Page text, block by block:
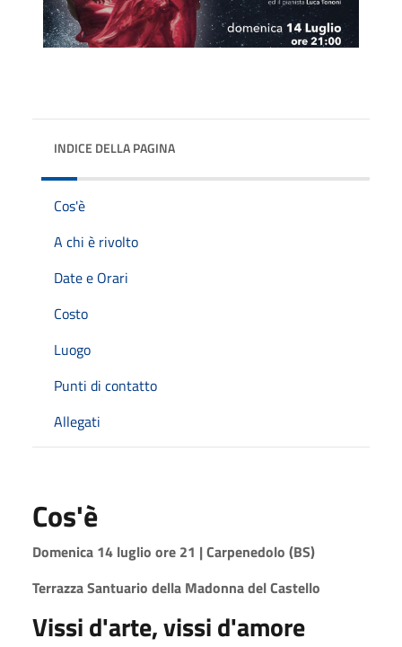
INDICE DELLA PAGINA
Cos'è
A chi è rivolto
Date e Orari
Costo
Luogo
Punti di contatto
Allegati
Cos'è
Domenica 14 luglio ore 21 |Carpenedolo (BS)
Terrazza Santuario della Madonna del Castello
Vissi d'arte, vissi d'amore